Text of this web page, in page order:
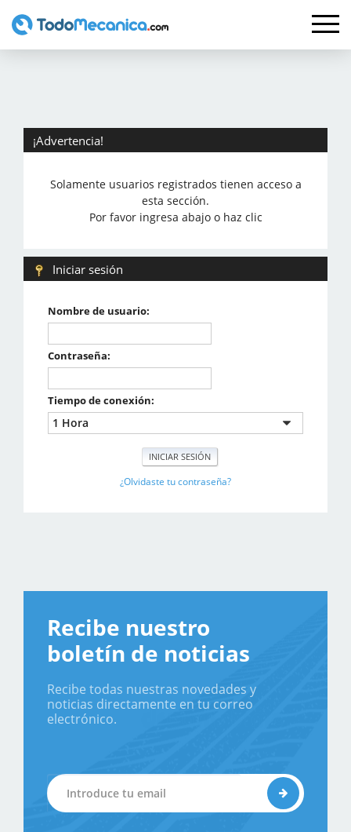
¡Advertencia!
Solamente usuarios registrados tienen acceso a
esta sección.
Por favor ingresa abajo o haz clic
Iniciar sesión
Nombre de usuario:
Contraseña:
Tiempo de conexión:
¿Olvidaste tu contraseña?
Recibe nuestro
boletín de noticias
Recibe todas nuestras novedades y
noticias directamente en tu correo
electrónico.